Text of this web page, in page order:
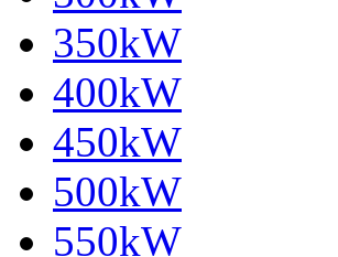
350kW
400kW
450kW
500kW
550kW